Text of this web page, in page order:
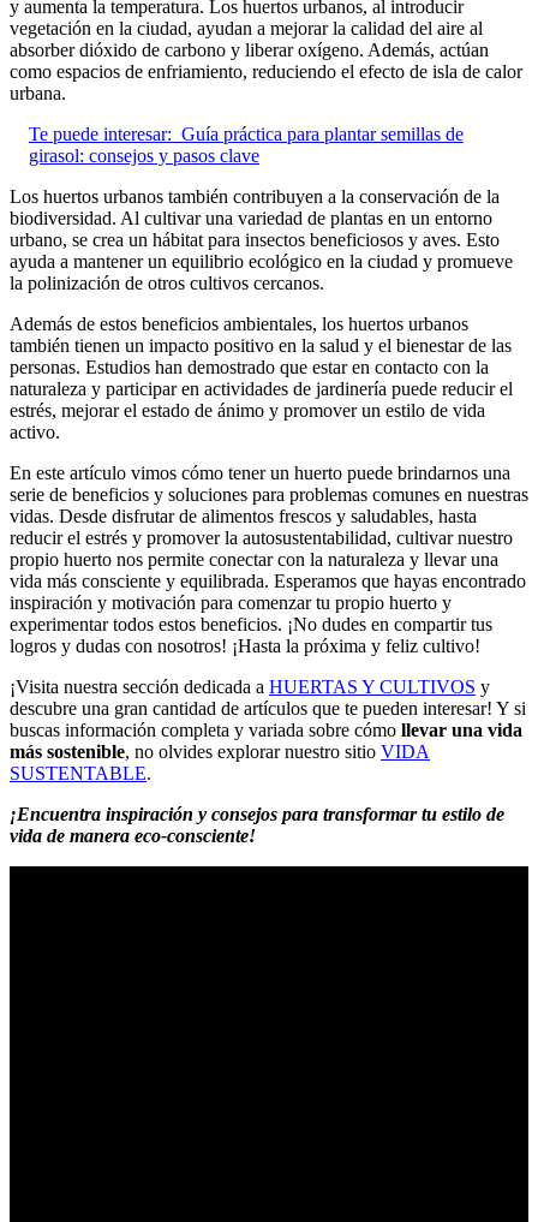
y aumenta la temperatura. Los huertos urbanos, al introducir
vegetación en la ciudad, ayudan a mejorar la calidad del aire al
absorber dióxido de carbono y liberar oxígeno. Además, actúan
como espacios de enfriamiento, reduciendo el efecto de isla de calor
urbana.
Te puede interesar: Guía práctica para plantar semillas de
girasol: consejos y pasos clave
Los huertos urbanos también contribuyen a la conservación de la
biodiversidad. Al cultivar una variedad de plantas en un entorno
urbano, se crea un hábitat para insectos beneficiosos y aves. Esto
ayuda a mantener un equilibrio ecológico en la ciudad y promueve
la polinización de otros cultivos cercanos.
Además de estos beneficios ambientales, los huertos urbanos
también tienen un impacto positivo en la salud y el bienestar de las
personas. Estudios han demostrado que estar en contacto con la
naturaleza y participar en actividades de jardinería puede reducir el
estrés, mejorar el estado de ánimo y promover un estilo de vida
activo.
En este artículo vimos cómo tener un huerto puede brindarnos una
serie de beneficios y soluciones para problemas comunes en nuestras
vidas. Desde disfrutar de alimentos frescos y saludables, hasta
reducir el estrés y promover la autosustentabilidad, cultivar nuestro
propio huerto nos permite conectar con la naturaleza y llevar una
vida más consciente y equilibrada. Esperamos que hayas encontrado
inspiración y motivación para comenzar tu propio huerto y
experimentar todos estos beneficios. ¡No dudes en compartir tus
logros y dudas con nosotros! ¡Hasta la próxima y feliz cultivo!
¡Visita nuestra sección dedicada a HUERTAS Y CULTIVOS y
descubre una gran cantidad de artículos que te pueden interesar! Y si
buscas información completa y variada sobre cómo llevar una vida
más sostenible, no olvides explorar nuestro sitio VIDA
SUSTENTABLE.
¡Encuentra inspiración y consejos para transformar tu estilo de
vida de manera eco-consciente!